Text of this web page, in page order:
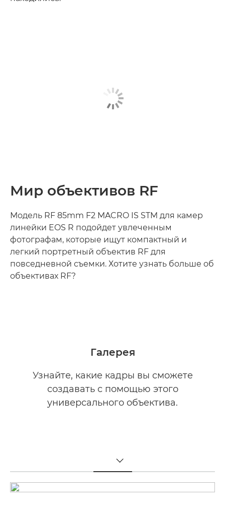
Мир объективов RF
Модель RF 85mm F2 MACRO IS STM для камер
линейки EOS R подойдет увлеченным
фотографам, которые ищут компактный и
легкий портретный объектив RF для
повседневной съемки. Хотите узнать больше об
объективах RF?
Галерея
Узнайте, какие кадры вы сможете
создавать с помощью этого
универсального объектива.
TOGGLE MENU